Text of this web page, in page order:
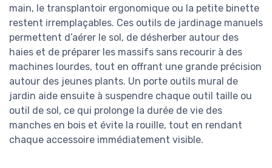
main, le transplantoir ergonomique ou la petite binette
restent irremplaçables. Ces outils de jardinage manuels
permettent d’aérer le sol, de désherber autour des
haies et de préparer les massifs sans recourir à des
machines lourdes, tout en offrant une grande précision
autour des jeunes plants. Un porte outils mural de
jardin aide ensuite à suspendre chaque outil taille ou
outil de sol, ce qui prolonge la durée de vie des
manches en bois et évite la rouille, tout en rendant
chaque accessoire immédiatement visible.